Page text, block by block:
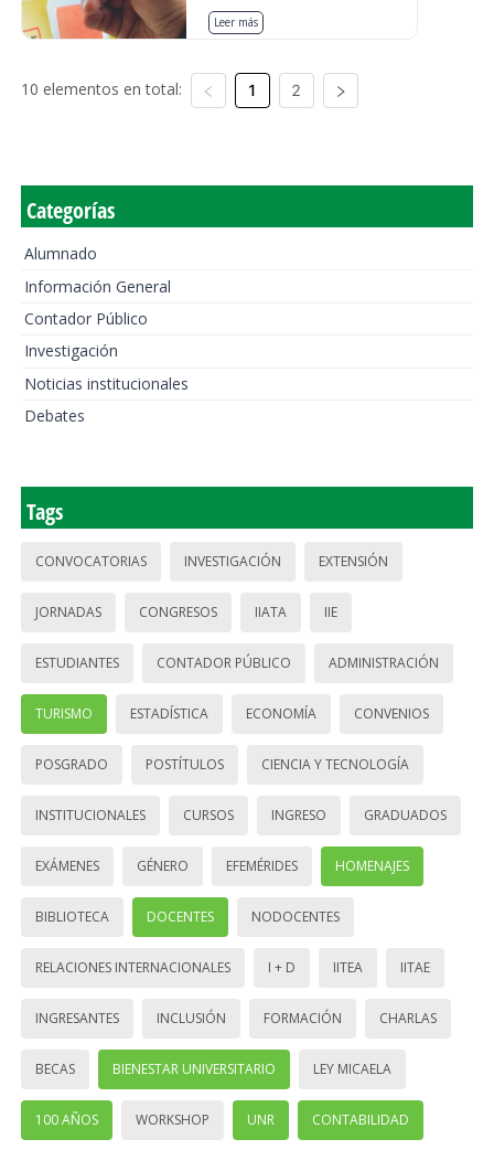
Leer más
10 elementos en total: 1 2
Categorías
Alumnado
Información General
Contador Público
Investigación
Noticias institucionales
Debates
Tags
CONVOCATORIAS INVESTIGACIÓN EXTENSIÓN
JORNADAS CONGRESOS IIATA IIE
ESTUDIANTES CONTADOR PÚBLICO ADMINISTRACIÓN
TURISMO ESTADÍSTICA ECONOMÍA CONVENIOS
POSGRADO POSTÍTULOS CIENCIA Y TECNOLOGÍA
INSTITUCIONALES CURSOS INGRESO GRADUADOS
EXÁMENES GÉNERO EFEMÉRIDES HOMENAJES
BIBLIOTECA DOCENTES NODOCENTES
RELACIONES INTERNACIONALES I + D IITEA IITAE
INGRESANTES INCLUSIÓN FORMACIÓN CHARLAS
BECAS BIENESTAR UNIVERSITARIO LEY MICAELA
100 AÑOS WORKSHOP UNR CONTABILIDAD